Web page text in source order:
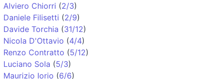
Alviero Chiorri (2/3)
Daniele Filisetti (2/9)
Davide Torchia (31/12)
Nicola D'Ottavio (4/4)
Renzo Contratto (5/12)
Luciano Sola (5/3)
Maurizio Iorio (6/6)